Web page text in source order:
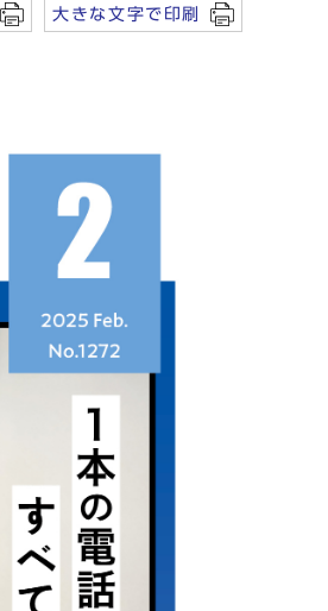
大きな文字で印刷